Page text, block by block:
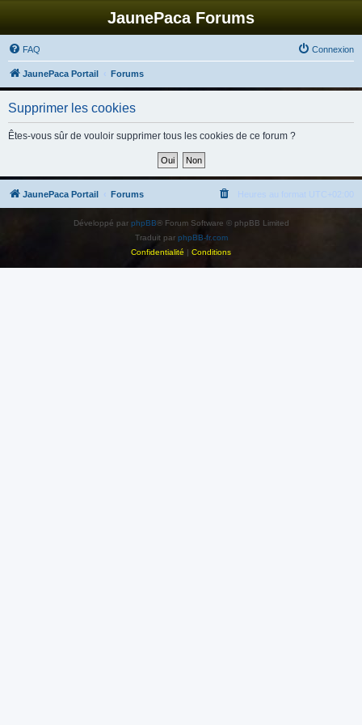
JaunePaca Forums
FAQ Connexion
JaunePaca Portail Forums
Supprimer les cookies
Êtes-vous sûr de vouloir supprimer tous les cookies de ce forum ?
JaunePaca Portail Forums Heures au format UTC+02:00
Développé par phpBB® Forum Software © phpBB Limited
Traduit par phpBB-fr.com
Confidentialité | Conditions